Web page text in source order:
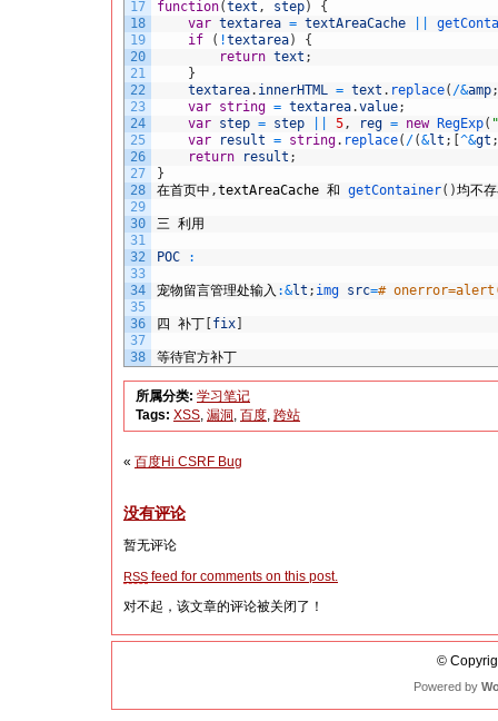
17
18
19
20
21
22
23
24
25
26
27
28
29
30
31
32
33
34
35
36
37
38
function(text , step)
{
var textarea = textAreaCache
if
( !textarea)
{
return text ;
}
textarea. innerHTML = text . replace( /&amp;
var string = textarea.value;
var step = step 5, reg = new RegExp(
var
result = string. replace( /(&lt ; ^&gt ;
return
result ;
}
在首页中 ,textAreaCache 和 getContainer( )均不
三 利用
POC :
宠物留言管理处输入 :&lt ; img src=#
四 补丁 fix
等待官方补丁
所属分类: 学习笔记
Tags: XSS, 漏洞 , 百度, 跨站
« 百度Hi CSRF Bug
没有评论
暂无评论
RSS feed for comments on this post.
对不起，该文章的评论被关闭了！
©
Powered by